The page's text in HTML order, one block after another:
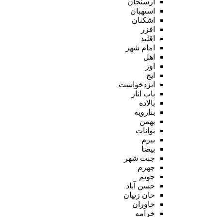
استهبان
اشکنان
افزر
اقلید
امام شهر
اهل
اوز
ایج
ایزدخواست
باب انار
بالاده
بنارویه
بهمن
بوانات
بیرم
بیضا
جنت شهر
جهرم
جویم
حسن آباد
خان زنیان
خاوران
خرامه